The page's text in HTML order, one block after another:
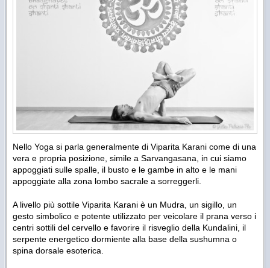
Nello Yoga si parla generalmente di Viparita Karani come di una
vera e propria posizione, simile a Sarvangasana, in cui siamo
appoggiati sulle spalle, il busto e le gambe in alto e le mani
appoggiate alla zona lombo sacrale a sorreggerli.
A livello più sottile Viparita Karani è un Mudra, un sigillo, un
gesto simbolico e potente utilizzato per veicolare il prana verso i
centri sottili del cervello e favorire il risveglio della Kundalini, il
serpente energetico dormiente alla base della sushumna o
spina dorsale esoterica.